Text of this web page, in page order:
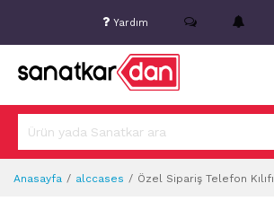
Yardım
Anasayfa alccases Özel Sipariş Telefon Kılıfı